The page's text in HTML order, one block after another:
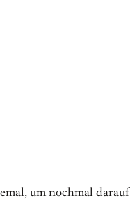
um nochmal darauf